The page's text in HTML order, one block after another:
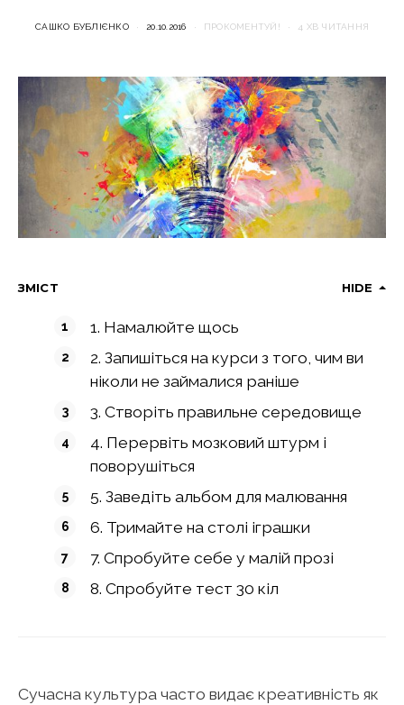
САШКО БУБЛІЄНКО 20.10.2016 ПРОКОМЕНТУЙ! 4 ХВ ЧИТАННЯ
ЗМІСТ HIDE
1. Намалюйте щось
2. Запишіться на курси з того, чим ви
ніколи не займалися раніше
3. Створіть правильне середовище
4. Перервіть мозковий штурм і
поворушіться
5. Заведіть альбом для малювання
6. Тримайте на столі іграшки
7. Спробуйте себе у малій прозі
8. Спробуйте тест 30 кіл
Сучасна культура часто видає креативність як